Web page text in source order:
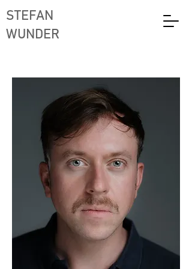
STEFAN
WUNDER